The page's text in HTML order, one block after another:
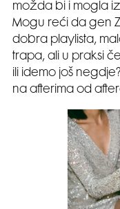
možda bi i mogla
Mogu reći da gen
dobra playlista,
trapa, ali u praksi
ili idemo još
na afterima od